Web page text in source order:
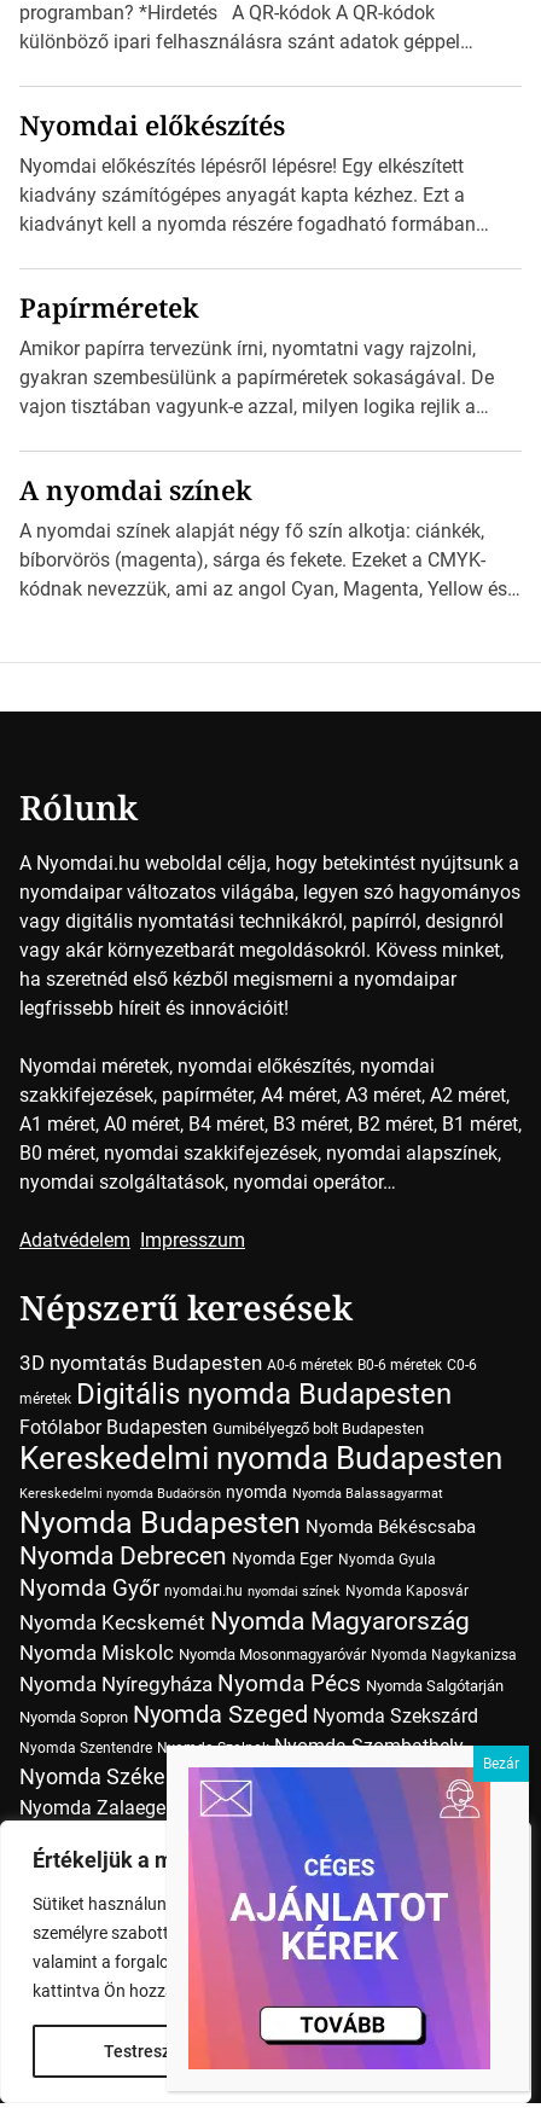
Értékeljük a magánéletét
Sütiket használunk a böngészési élmény fokozására,
személyre szabott hirdetések vagy tartalmak megjelenítésére,
valamint a forgalom elemzésére. A "Mindent elfogad" gombra
kattintva Ön hozzájárul a cookie-k használatához.
Testreszabás Rendben
programban? *Hirdetés A QR-kódok A QR-kódok
különböző ipari felhasználásra szánt adatok géppel
okostelefonjára telepíthet egy QR-kód-leolvasó
alkalmazást, ami leolvasni és dekódolni képes az URL-
információt és átirányítja a telefon böngészőjét a cég
weblapjára. A QR-kód beolvasása után a felhasználó
Nyomdai előkészítés
Nyomdai előkészítés lépésről lépésre! Egy elkészített
kiadvány számítógépes anyagát kapta kézhez. Ezt a
kiadványt kell a nyomda részére fogadható formában
Illustratorban készült vektorgrafika. *Hirdetés Minden
esetben konzultáljunk a nyomdával, mielőtt elkezdjük a
nyomdai előkészítést!Nehogy az elkészült munka után
derüljön ki, hogy valamit másképp kellett volna csinálni! […]
Papírméretek
Amikor papírra tervezünk írni, nyomtatni vagy rajzolni,
gyakran szembesülünk a papírméretek sokaságával. De
vajon tisztában vagyunk-e azzal, milyen logika rejlik a
*Hirdetés Ebben a cikkben a papírméretek izgalmas
világába kalauzolunk el téged, hogy jobban megértsd,
milyen szempontok alapján érdemes választanod a
jövőben. Bevezetés a papírméretek világába A […]
A nyomdai színek
A nyomdai színek alapját négy fő szín alkotja: ciánkék,
bíborvörös (magenta), sárga és fekete. Ezeket a CMYK-
kódnak nevezzük, ami az angol Cyan, Magenta, Yellow és
Rólunk
A Nyomdai.hu weboldal célja, hogy betekintést nyújtsunk a
nyomdaipar változatos világába, legyen szó hagyományos
vagy digitális nyomtatási technikákról, papírról, designról
vagy akár környezetbarát megoldásokról. Kövess minket,
ha szeretnéd első kézből megismerni a nyomdaipar
legfrissebb híreit és innovációit!
Nyomdai méretek, nyomdai előkészítés, nyomdai
szakkifejezések, papírméter, A4 méret, A3 méret, A2 méret,
A1 méret, A0 méret, B4 méret, B3 méret, B2 méret, B1 méret,
B0 méret, nyomdai szakkifejezések, nyomdai alapszínek,
nyomdai szolgáltatások, nyomdai operátor…
Adatvédelem Impresszum
Népszerű keresések
3D nyomtatás Budapesten A0-6 méretek B0-6 méretek C0-6
méretek Digitális nyomda Budapesten
Fotólabor Budapesten Gumibélyegző bolt Budapesten
Kereskedelmi nyomda Budapesten
Kereskedelmi nyomda Budaörsön nyomda Nyomda Balassagyarmat
Nyomda Budapesten Nyomda Békéscsaba
Nyomda Debrecen Nyomda Eger Nyomda Gyula
Nyomda Győr nyomdai.hu nyomdai színek Nyomda Kaposvár
Nyomda Kecskemét Nyomda Magyarország
Nyomda Miskolc Nyomda Mosonmagyaróvár Nyomda Nagykanizsa
Nyomda Nyíregyháza Nyomda Pécs Nyomda Salgótarján
Nyomda Sopron Nyomda Szeged Nyomda Szekszárd
Nyomda Szentendre Nyomda Szolnok Nyomda Szombathely
Nyomda Székesfehérvár Nyomda Tatabánya Nyomda Vác
Nyomda Zalaegerszeg Nyomda Érd nyomtatás
Nyomtatás Budapesten
Pólónyomtatás Budapesten Szitanyomda Budapesten
Tudásbázis